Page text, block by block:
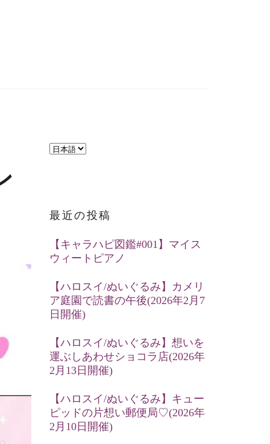
言
択
最近の投稿
【キャラハピ図鑑#001】マイス
ウィートピアノ
【ハロスイ/ぬいぐるみ】カメリ
ア庭園で読書の午後(2026年2月7
日開催)
【ハロスイ/ぬいぐるみ】想いを
運ぶしあわせショコラ店(2026年
2月13日開催)
【ハロスイ/ぬいぐるみ】キュー
ピッドの片想い郵便局♡(2026年
2月10日開催)